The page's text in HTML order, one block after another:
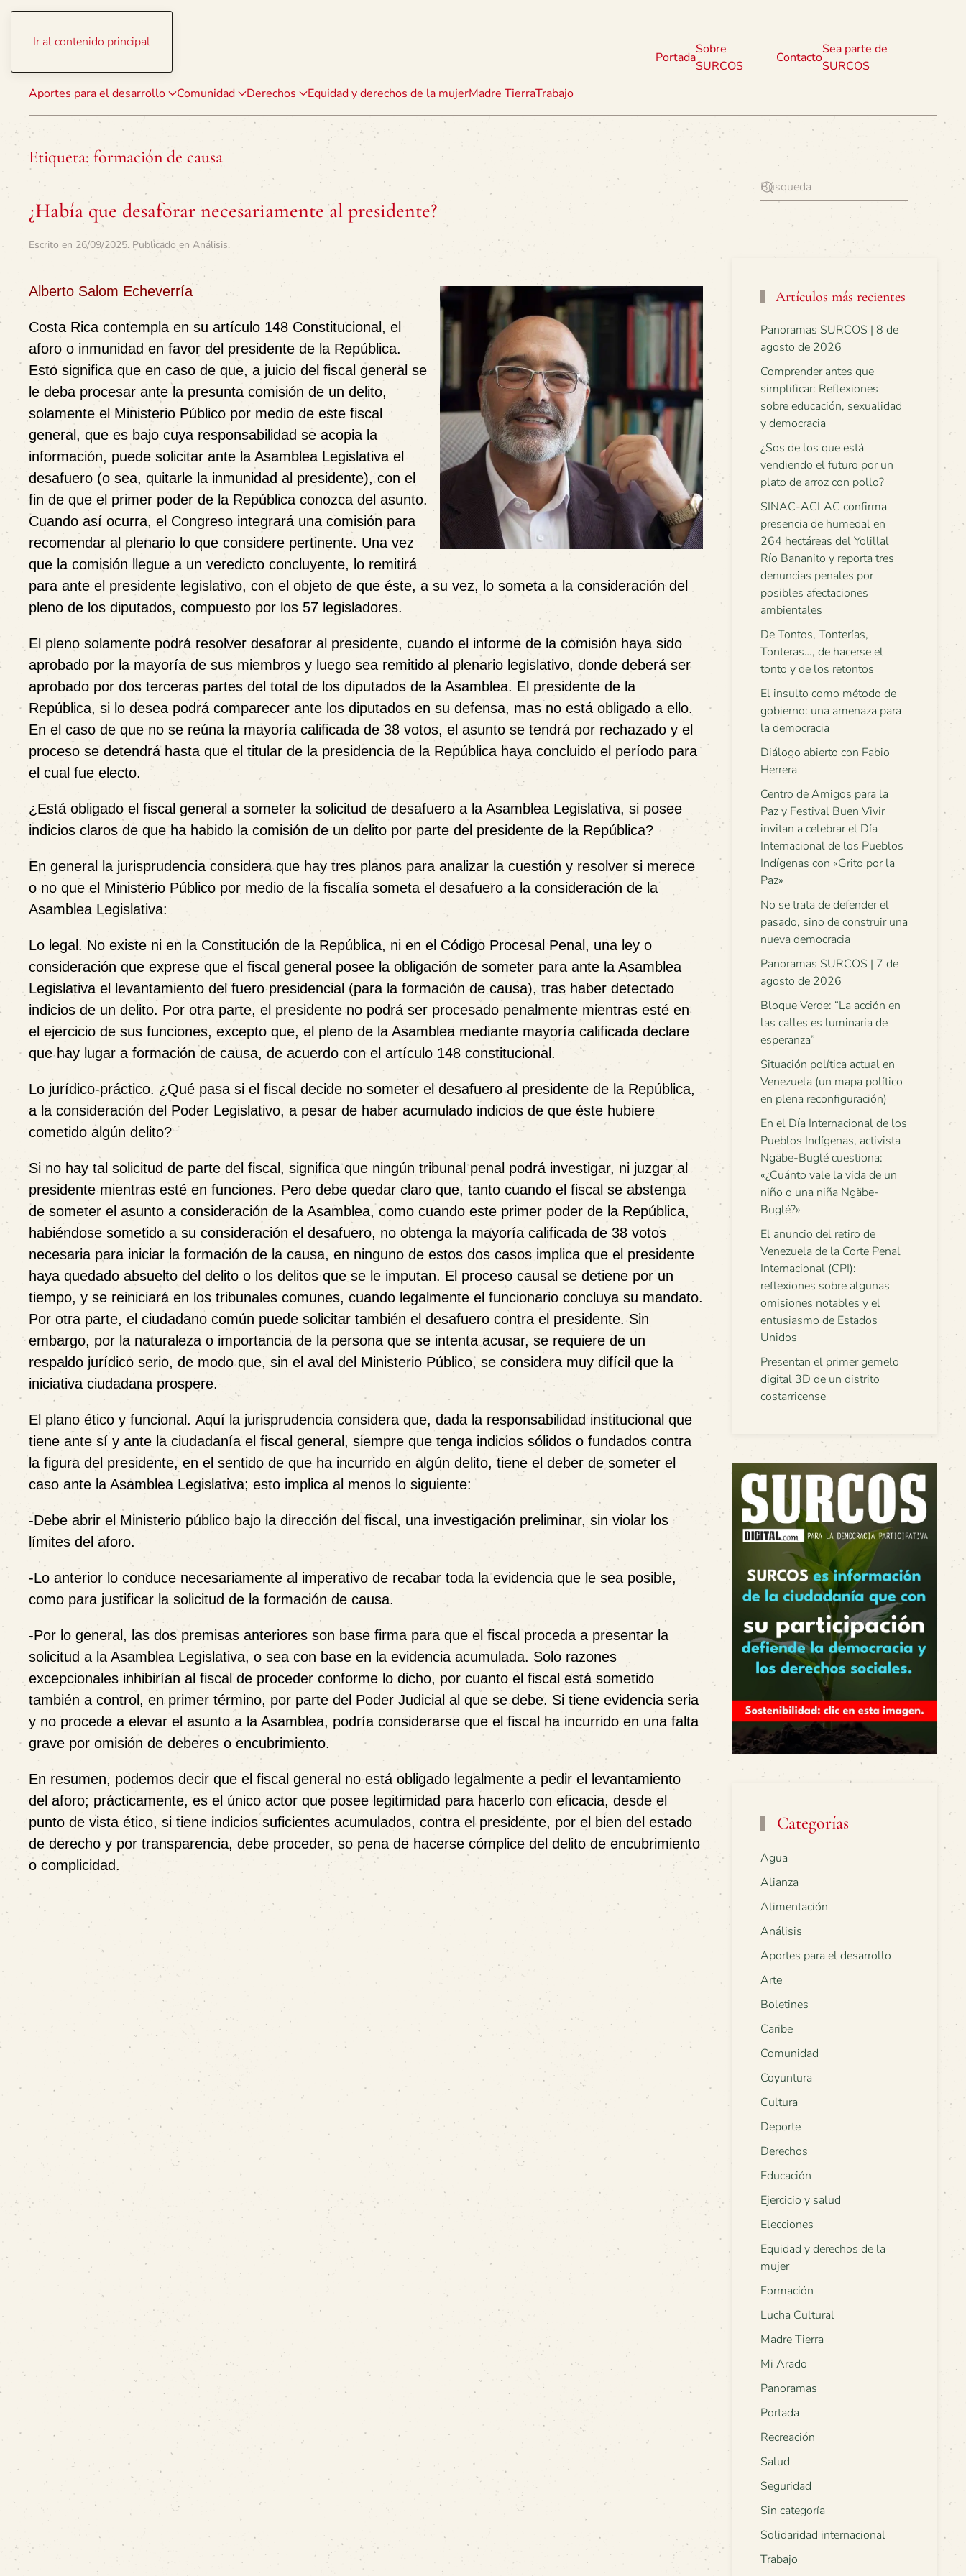
Ir al contenido principal
Aportes para el desarrollo Comunidad Derechos Equidad y derechos de la mujerMadre TierraTrabajo
Portada
Sobre
SURCOS
Contacto
Sea parte de
SURCOS
Etiqueta: formación de causa
¿Había que desaforar necesariamente al presidente?
Escrito en 26/09/2025. Publicado en Análisis.
Alberto Salom Echeverría
Costa Rica contempla en su artículo 148 Constitucional, el
aforo o inmunidad en favor del presidente de la República.
Esto significa que en caso de que, a juicio del fiscal general se
le deba procesar ante la presunta comisión de un delito,
solamente el Ministerio Público por medio de este fiscal
general, que es bajo cuya responsabilidad se acopia la
información, puede solicitar ante la Asamblea Legislativa el
desafuero (o sea, quitarle la inmunidad al presidente), con el
fin de que el primer poder de la República conozca del asunto.
Cuando así ocurra, el Congreso integrará una comisión para
recomendar al plenario lo que considere pertinente. Una vez
que la comisión llegue a un veredicto concluyente, lo remitirá
para ante el presidente legislativo, con el objeto de que éste, a su vez, lo someta a la consideración del
pleno de los diputados, compuesto por los 57 legisladores.
El pleno solamente podrá resolver desaforar al presidente, cuando el informe de la comisión haya sido
aprobado por la mayoría de sus miembros y luego sea remitido al plenario legislativo, donde deberá ser
aprobado por dos terceras partes del total de los diputados de la Asamblea. El presidente de la
República, si lo desea podrá comparecer ante los diputados en su defensa, mas no está obligado a ello.
En el caso de que no se reúna la mayoría calificada de 38 votos, el asunto se tendrá por rechazado y el
proceso se detendrá hasta que el titular de la presidencia de la República haya concluido el período para
el cual fue electo.
¿Está obligado el fiscal general a someter la solicitud de desafuero a la Asamblea Legislativa, si posee
indicios claros de que ha habido la comisión de un delito por parte del presidente de la República?
En general la jurisprudencia considera que hay tres planos para analizar la cuestión y resolver si merece
o no que el Ministerio Público por medio de la fiscalía someta el desafuero a la consideración de la
Asamblea Legislativa:
Lo legal. No existe ni en la Constitución de la República, ni en el Código Procesal Penal, una ley o
consideración que exprese que el fiscal general posee la obligación de someter para ante la Asamblea
Legislativa el levantamiento del fuero presidencial (para la formación de causa), tras haber detectado
indicios de un delito. Por otra parte, el presidente no podrá ser procesado penalmente mientras esté en
el ejercicio de sus funciones, excepto que, el pleno de la Asamblea mediante mayoría calificada declare
que hay lugar a formación de causa, de acuerdo con el artículo 148 constitucional.
Lo jurídico-práctico. ¿Qué pasa si el fiscal decide no someter el desafuero al presidente de la República,
a la consideración del Poder Legislativo, a pesar de haber acumulado indicios de que éste hubiere
cometido algún delito?
Si no hay tal solicitud de parte del fiscal, significa que ningún tribunal penal podrá investigar, ni juzgar al
presidente mientras esté en funciones. Pero debe quedar claro que, tanto cuando el fiscal se abstenga
de someter el asunto a consideración de la Asamblea, como cuando este primer poder de la República,
habiéndose sometido a su consideración el desafuero, no obtenga la mayoría calificada de 38 votos
necesaria para iniciar la formación de la causa, en ninguno de estos dos casos implica que el presidente
haya quedado absuelto del delito o los delitos que se le imputan. El proceso causal se detiene por un
tiempo, y se reiniciará en los tribunales comunes, cuando legalmente el funcionario concluya su mandato.
Por otra parte, el ciudadano común puede solicitar también el desafuero contra el presidente. Sin
embargo, por la naturaleza o importancia de la persona que se intenta acusar, se requiere de un
respaldo jurídico serio, de modo que, sin el aval del Ministerio Público, se considera muy difícil que la
iniciativa ciudadana prospere.
El plano ético y funcional. Aquí la jurisprudencia considera que, dada la responsabilidad institucional que
tiene ante sí y ante la ciudadanía el fiscal general, siempre que tenga indicios sólidos o fundados contra
la figura del presidente, en el sentido de que ha incurrido en algún delito, tiene el deber de someter el
caso ante la Asamblea Legislativa; esto implica al menos lo siguiente:
-Debe abrir el Ministerio público bajo la dirección del fiscal, una investigación preliminar, sin violar los
límites del aforo.
-Lo anterior lo conduce necesariamente al imperativo de recabar toda la evidencia que le sea posible,
como para justificar la solicitud de la formación de causa.
-Por lo general, las dos premisas anteriores son base firma para que el fiscal proceda a presentar la
solicitud a la Asamblea Legislativa, o sea con base en la evidencia acumulada. Solo razones
excepcionales inhibirían al fiscal de proceder conforme lo dicho, por cuanto el fiscal está sometido
también a control, en primer término, por parte del Poder Judicial al que se debe. Si tiene evidencia seria
y no procede a elevar el asunto a la Asamblea, podría considerarse que el fiscal ha incurrido en una falta
grave por omisión de deberes o encubrimiento.
En resumen, podemos decir que el fiscal general no está obligado legalmente a pedir el levantamiento
del aforo; prácticamente, es el único actor que posee legitimidad para hacerlo con eficacia, desde el
punto de vista ético, si tiene indicios suficientes acumulados, contra el presidente, por el bien del estado
de derecho y por transparencia, debe proceder, so pena de hacerse cómplice del delito de encubrimiento
o complicidad.
Artículos más recientes
Panoramas SURCOS | 8 de
agosto de 2026
Comprender antes que
simplificar: Reflexiones
sobre educación, sexualidad
y democracia
¿Sos de los que está
vendiendo el futuro por un
plato de arroz con pollo?
SINAC-ACLAC confirma
presencia de humedal en
264 hectáreas del Yolillal
Río Bananito y reporta tres
denuncias penales por
posibles afectaciones
ambientales
De Tontos, Tonterías,
Tonteras…, de hacerse el
tonto y de los retontos
El insulto como método de
gobierno: una amenaza para
la democracia
Diálogo abierto con Fabio
Herrera
Centro de Amigos para la
Paz y Festival Buen Vivir
invitan a celebrar el Día
Internacional de los Pueblos
Indígenas con «Grito por la
Paz»
No se trata de defender el
pasado, sino de construir una
nueva democracia
Panoramas SURCOS | 7 de
agosto de 2026
Bloque Verde: “La acción en
las calles es luminaria de
esperanza”
Situación política actual en
Venezuela (un mapa político
en plena reconfiguración)
En el Día Internacional de los
Pueblos Indígenas, activista
Ngäbe-Buglé cuestiona:
«¿Cuánto vale la vida de un
niño o una niña Ngäbe-
Buglé?»
El anuncio del retiro de
Venezuela de la Corte Penal
Internacional (CPI):
reflexiones sobre algunas
omisiones notables y el
entusiasmo de Estados
Unidos
Presentan el primer gemelo
digital 3D de un distrito
costarricense
Categorías
Agua
Alianza
Alimentación
Análisis
Aportes para el desarrollo
Arte
Boletines
Caribe
Comunidad
Coyuntura
Cultura
Deporte
Derechos
Educación
Ejercicio y salud
Elecciones
Equidad y derechos de la
mujer
Formación
Lucha Cultural
Madre Tierra
Mi Arado
Panoramas
Portada
Recreación
Salud
Seguridad
Sin categoría
Solidaridad internacional
Trabajo